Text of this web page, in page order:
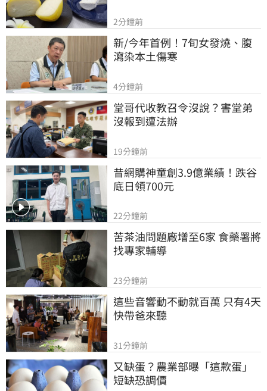
2分鐘前
新/今年首例！7旬女發燒、腹
瀉染本土傷寒
4分鐘前
堂哥代收教召令沒說？害堂弟
沒報到遭法辦
19分鐘前
昔網購神童創3.9億業績！跌谷
底日領700元
22分鐘前
苦茶油問題廠增至6家 食藥署將
找專家輔導
23分鐘前
這些音響動不動就百萬 只有4天
快帶爸來聽
31分鐘前
又缺蛋？農業部曝「這款蛋」
短缺恐調價